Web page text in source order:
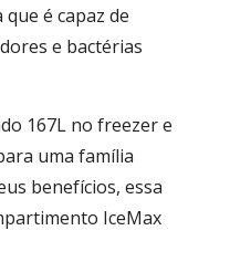
é capaz de
e bactérias
167L no freezer e
uma família
benefícios, essa
IceMax